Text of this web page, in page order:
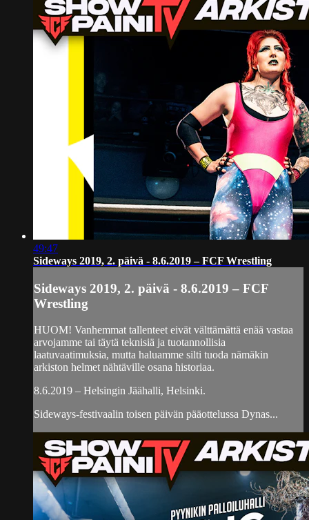
49:47
Sideways 2019, 2. päivä - 8.6.2019 – FCF Wrestling
Sideways 2019, 2. päivä - 8.6.2019 – FCF
Wrestling
HUOM! Vanhemmat tallenteet eivät välttämättä enää vastaa
arvojamme tai täytä teknisiä ja tuotannollisia
laatuvaatimuksia, mutta haluamme silti tuoda nämäkin
arkiston helmet nähtäville osana historiaa.
8.6.2019 – Helsingin Jäähalli, Helsinki.
Sideways-festivaalin toisen päivän pääottelussa Dynas...